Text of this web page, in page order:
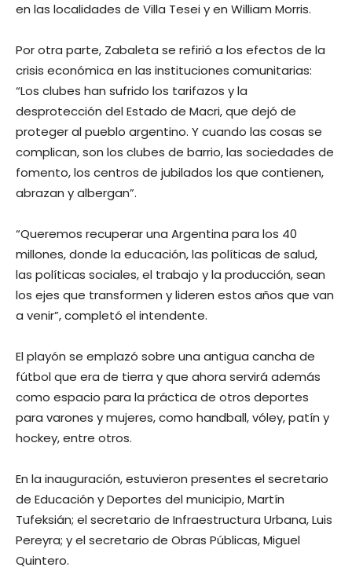
en las localidades de Villa Tesei y en William Morris.
Por otra parte, Zabaleta se refirió a los efectos de la
crisis económica en las instituciones comunitarias:
“Los clubes han sufrido los tarifazos y la
desprotección del Estado de Macri, que dejó de
proteger al pueblo argentino. Y cuando las cosas se
complican, son los clubes de barrio, las sociedades de
fomento, los centros de jubilados los que contienen,
abrazan y albergan”.
“Queremos recuperar una Argentina para los 40
millones, donde la educación, las políticas de salud,
las políticas sociales, el trabajo y la producción, sean
los ejes que transformen y lideren estos años que van
a venir”, completó el intendente.
El playón se emplazó sobre una antigua cancha de
fútbol que era de tierra y que ahora servirá además
como espacio para la práctica de otros deportes
para varones y mujeres, como handball, vóley, patín y
hockey, entre otros.
En la inauguración, estuvieron presentes el secretario
de Educación y Deportes del municipio, Martín
Tufeksián; el secretario de Infraestructura Urbana, Luis
Pereyra; y el secretario de Obras Públicas, Miguel
Quintero.